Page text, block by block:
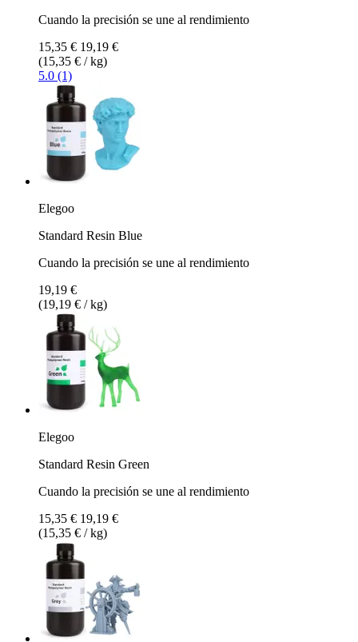
Cuando la precisión se une al rendimiento
15,35 € 19,19 €
(15,35 € / kg)
5.0 (1)
Elegoo
Standard Resin Blue
Cuando la precisión se une al rendimiento
19,19 €
(19,19 € / kg)
Elegoo
Standard Resin Green
Cuando la precisión se une al rendimiento
15,35 € 19,19 €
(15,35 € / kg)